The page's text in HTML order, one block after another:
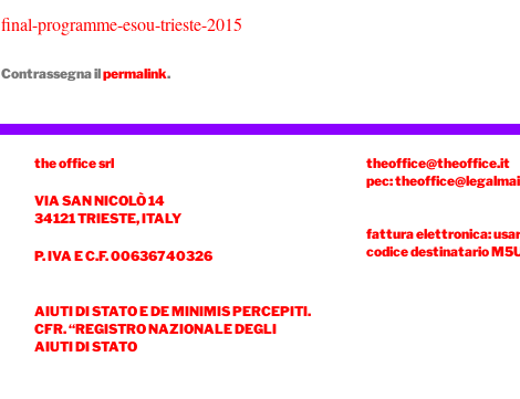
final-programme-esou-trieste-2015
Contrassegna ilpermalink.
the office srl
VIA SAN NICOLÒ 14
34121 TRIESTE, ITALY
P. IVA E C.F. 00636740326
AIUTI DI STATO E DE MINIMIS PERCEPITI.
CFR. “REGISTRO NAZIONALE DEGLI
AIUTI DI STATO
theoffice@theoffice.it
pec:
fattura elettronica:
codice destinatario